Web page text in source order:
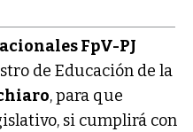
FpV-PJ
de Educación de la
, para que
si cumplirá con